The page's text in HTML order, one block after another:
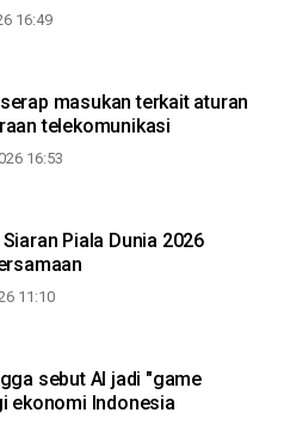
16:49
masukan terkait aturan
telekomunikasi
16:53
Piala Dunia 2026
11:10
sebut AI jadi "game
ekonomi Indonesia